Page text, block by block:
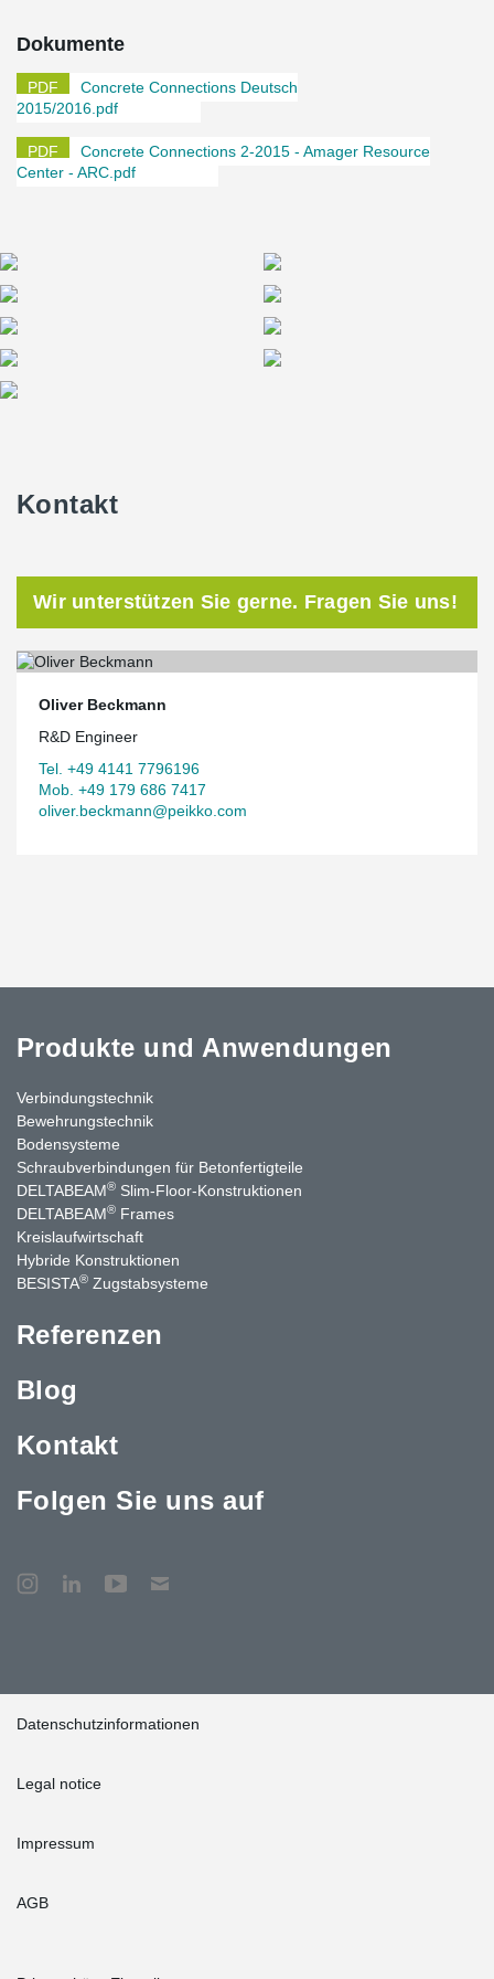
Bewehrungsstäbe „verlängert“ und anschließend Ortbetonwände
Fertigteilwänden und Ortbetonwänden wurde eine
Bügelbewehrung angeschlossen. Da die Anschlussbewehrung
nicht geschraubt werden konnte, wurden MODIX Positionsmuffen
eingesetzt. Diese ermöglichen eine Verbindung von
Bewehrungsstäben, wenn weder der bereits eingebaute, noch der
anzuschließende Stab drehbar ist.
eingehalten werden kann. Das ARC wird nach seiner
Strom für etwa 62.500 Wohngebäude liefern.
Dokumente
Concrete Connections Deutsch
2015/2016.pdf
Concrete Connections 2-2015 - Amager Resource
Center - ARC.pdf
Kontakt
Wir unterstützen Sie gerne. Fragen Sie uns!
Oliver Beckmann
R&D Engineer
Tel. +49 4141 7796196
Mob. +49 179 686 7417
oliver.beckmann@peikko.com
Produkte und Anwendungen
Verbindungstechnik
Bewehrungstechnik
Bodensysteme
Schraubverbindungen für Betonfertigteile
DELTABEAM® Slim-Floor-Konstruktionen
DELTABEAM® Frames
Kreislaufwirtschaft
Hybride Konstruktionen
BESISTA® Zugstabsysteme
Referenzen
Blog
Kontakt
Folgen Sie uns auf
Datenschutzinformationen
Legal notice
Impressum
AGB